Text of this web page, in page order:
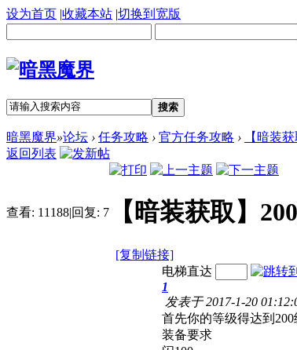
设为首页 |收藏本站 |切换到宽版
搜索
暗黑魔界»论坛 › 任务攻略 › 官方任务攻略 ›
【暗装
返回列表
查看: 11188|回复: 7 【暗装获取】
[复制链接]
电梯直达
1
发表于 2017-1-20
首先你的等级得达到200
装备要求